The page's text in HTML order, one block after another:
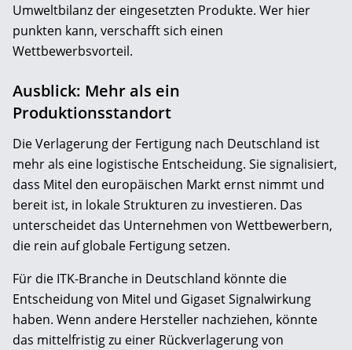
Umweltbilanz der eingesetzten Produkte. Wer hier
punkten kann, verschafft sich einen
Wettbewerbsvorteil.
Ausblick: Mehr als ein
Produktionsstandort
Die Verlagerung der Fertigung nach Deutschland ist
mehr als eine logistische Entscheidung. Sie signalisiert,
dass Mitel den europäischen Markt ernst nimmt und
bereit ist, in lokale Strukturen zu investieren. Das
unterscheidet das Unternehmen von Wettbewerbern,
die rein auf globale Fertigung setzen.
Für die ITK-Branche in Deutschland könnte die
Entscheidung von Mitel und Gigaset Signalwirkung
haben. Wenn andere Hersteller nachziehen, könnte
das mittelfristig zu einer Rückverlagerung von